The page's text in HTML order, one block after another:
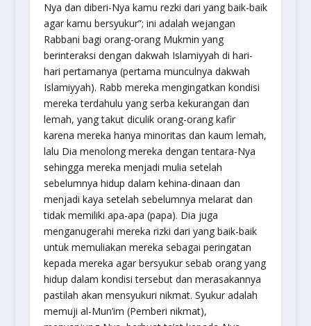
Nya dan diberi-Nya kamu rezki dari yang baik-baik
agar kamu bersyukur”; ini adalah wejangan
Rabbani bagi orang-orang Mukmin yang
berinteraksi dengan dakwah Islamiyyah di hari-
hari pertamanya (pertama munculnya dakwah
Islamiyyah). Rabb mereka mengingatkan kondisi
mereka terdahulu yang serba kekurangan dan
lemah, yang takut diculik orang-orang kafir
karena mereka hanya minoritas dan kaum lemah,
lalu Dia menolong mereka dengan tentara-Nya
sehingga mereka menjadi mulia setelah
sebelumnya hidup dalam kehina-dinaan dan
menjadi kaya setelah sebelumnya melarat dan
tidak memiliki apa-apa (papa). Dia juga
menganugerahi mereka rizki dari yang baik-baik
untuk memuliakan mereka sebagai peringatan
kepada mereka agar bersyukur sebab orang yang
hidup dalam kondisi tersebut dan merasakannya
pastilah akan mensyukuri nikmat. Syukur adalah
memuji al-Mun’im (Pemberi nikmat),